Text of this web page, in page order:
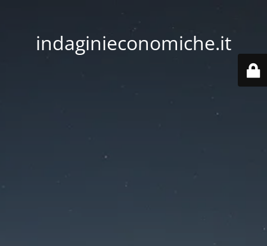
indaginieconomiche.it